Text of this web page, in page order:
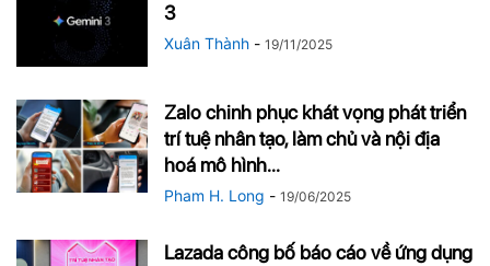
3
Xuân Thành - 19/11/2025
Zalo chinh phục khát vọng phát triển
trí tuệ nhân tạo, làm chủ và nội địa
hoá mô hình...
Pham H. Long - 19/06/2025
Lazada công bố báo cáo về ứng dụng